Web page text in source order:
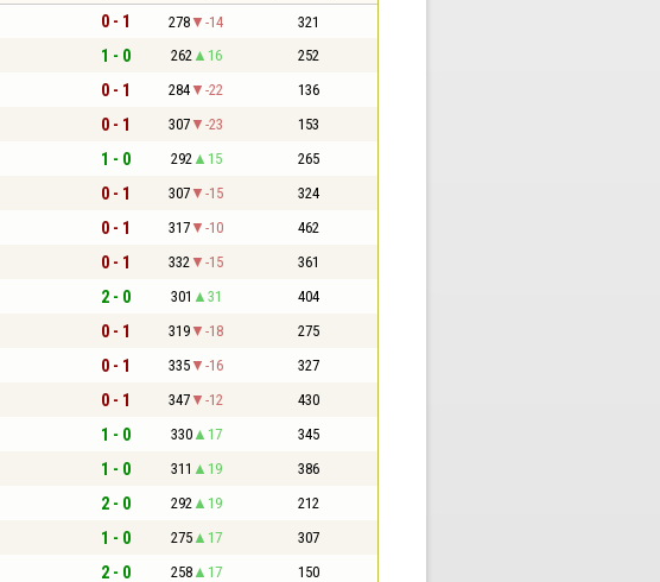
0 - 1 278 -14 321
1 - 0 262 16 252
0 - 1 284 -22 136
0 - 1 307 -23 153
1 - 0 292 15 265
0 - 1 307 -15 324
0 - 1 317 -10 462
0 - 1 332 -15 361
2 - 0 301 31 404
0 - 1 319 -18 275
0 - 1 335 -16 327
0 - 1 347 -12 430
1 - 0 330 17 345
1 - 0 311 19 386
2 - 0 292 19 212
1 - 0 275 17 307
2 - 0 258 17 150